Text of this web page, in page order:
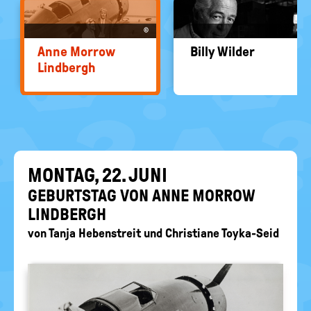
politische
Bildung
EIN-
©
Anne Mor­row
Lind­bergh
©
Billy Wil­der
MON­TAG, 22. JUNI
GE­BURTS­TAG VON ANNE MOR­ROW
LIND­BERGH
vonTanja Hebenstreitund Christiane Toyka-Seid